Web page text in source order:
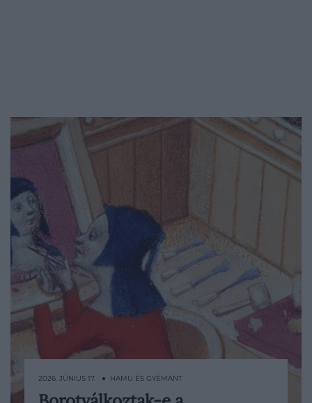
2026. JÚNIUS 17. ● HAMU ÉS GYÉMÁNT